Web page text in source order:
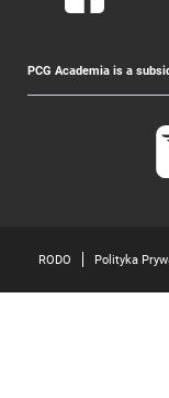
PCG Academia is a
RODO Polityka